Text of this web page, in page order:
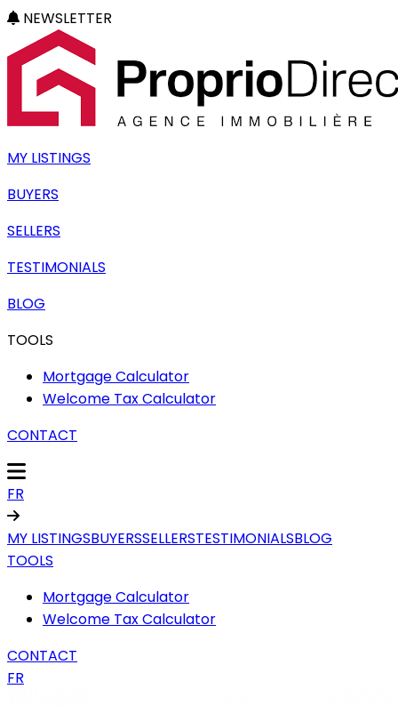
NEWSLETTER
MY LISTINGS
BUYERS
SELLERS
TESTIMONIALS
BLOG
TOOLS
Mortgage Calculator
Welcome Tax Calculator
CONTACT
FR
MY LISTINGSBUYERSSELLERSTESTIMONIALSBLOG
TOOLS
Mortgage Calculator
Welcome Tax Calculator
CONTACT
FR